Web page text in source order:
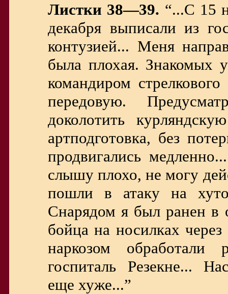
Листки 38—39. “...С 15
декабря выписали из
контузией... Меня
была плохая.
командиром
передовую.
доколотить
артподготовка, без
продвигались
слышу плохо, не могу
пошли в атаку на
Снарядом я был ранен в
бойца на носилках
наркозом обработали
госпиталь Резекне...
еще хуже...”